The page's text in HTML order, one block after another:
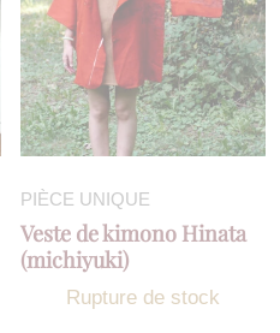
PIÈCE UNIQUE
Veste de kimono Hinata
(michiyuki)
Rupture de stock